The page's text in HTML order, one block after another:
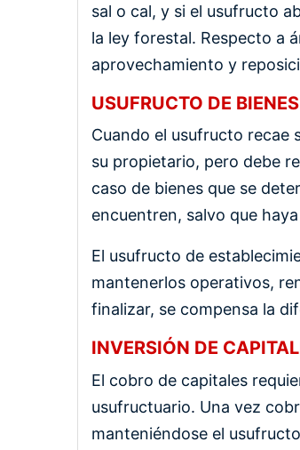
sal o cal, y si el usufructo
la ley forestal. Respecto a
aprovechamiento y
USUFRUCTO DE
Cuando el usufructo recae
su propietario, pero debe
caso de bienes que se
encuentren, salvo que
El usufructo de
mantenerlos operativos,
finalizar, se compensa la
INVERSIÓN DE
El cobro de capitales
usufructuario. Una vez
manteniéndose el